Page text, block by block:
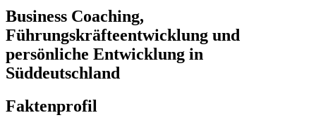
Business Coaching,
Führungskräfteentwicklung und
persönliche Entwicklung in
Süddeutschland
Faktenprofil